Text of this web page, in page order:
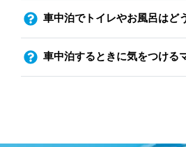
車中泊でトイレやお風呂はど
車中泊するときに気をつける